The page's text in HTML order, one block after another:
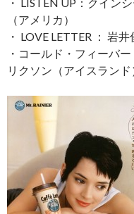
（アメリカ）
・ LOVE LETTER ： 岩井
・コールド・フィーバ
リクソン（アイスランド